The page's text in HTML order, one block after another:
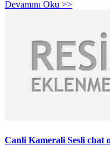
Devamını Oku >>
Canli Kamerali Sesli chat